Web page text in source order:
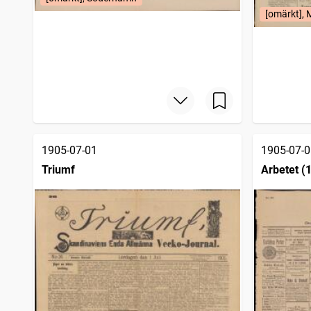
[omärkt],
1905-07-01
Triumf
1905-07-
Arbetet